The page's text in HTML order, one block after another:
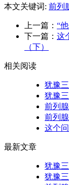
本文关键词: 前列
上一篇： “
下一篇： 这
（下）
相关阅读
犹豫
犹豫
前列
前列
这个
最新文章
犹豫
犹豫